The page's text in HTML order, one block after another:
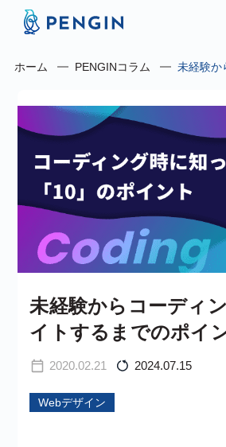
ホーム PENGINコラム 未経験か
2020.02.21 2024.07.15
Webデザイン
未経験からコーディ
イトするまでのポイ